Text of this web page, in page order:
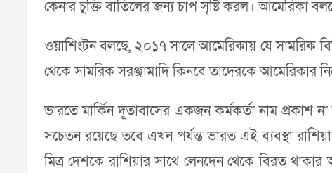
কেনার চুক্তি বাতিলের জন্য চাপ সৃষ্টি করল। আমেরিকা
ওয়াশিংটন বলছে, ২০১৭ সালে আমেরিকায় যে সামরিক
থেকে সামরিক সরঞ্জামাদি কিনবে তাদেরকে আমেরিকার
ভারতে মার্কিন দূতাবাসের একজন কর্মকর্তা নাম প্রকাশ না
সচেতন রয়েছে তবে এখন পর্যন্ত ভারত এই ব্যবস্থা
মিত্র দেশকে রাশিয়ার সাথে লেনদেন থেকে বিরত